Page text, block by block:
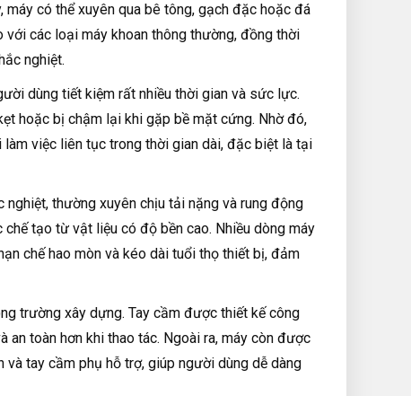
có thể xuyên qua bê tông, gạch đặc hoặc đá
các loại máy khoan thông thường, đồng thời
nghiệt.
dùng tiết kiệm rất nhiều thời gian và sức lực.
hoặc bị chậm lại khi gặp bề mặt cứng. Nhờ đó,
việc liên tục trong thời gian dài, đặc biệt là tại
thường xuyên chịu tải nặng và rung động
tạo từ vật liệu có độ bền cao. Nhiều dòng máy
chế hao mòn và kéo dài tuổi thọ thiết bị, đảm
trường xây dựng. Tay cầm được thiết kế công
toàn hơn khi thao tác. Ngoài ra, máy còn được
tay cầm phụ hỗ trợ, giúp người dùng dễ dàng